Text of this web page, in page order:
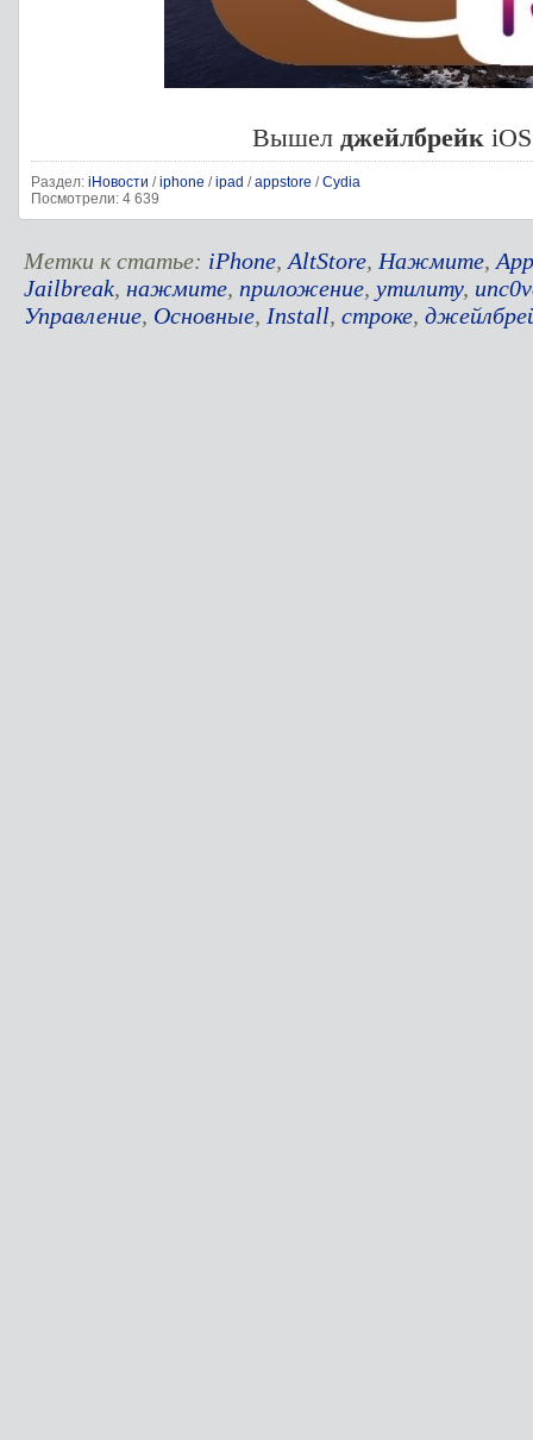
Вышел джейлбрейк
Раздел: iНовости /iphone /ipad /appstore /Cydia
Посмотрели: 4 639
Метки к статье: iPhone, AltStore, Нажмите,
Jailbreak, нажмите, приложение, утилиту,
Управление, Основные, Install, строке,